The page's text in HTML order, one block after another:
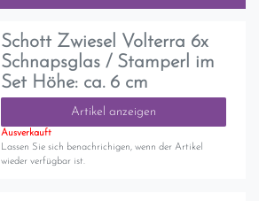
Schott Zwiesel Volterra 6x
Schnapsglas / Stamperl im
Set Höhe: ca. 6 cm
Artikel anzeigen
Ausverkauft
Lassen Sie sich benachrichigen, wenn der Artikel
wieder verfügbar ist.